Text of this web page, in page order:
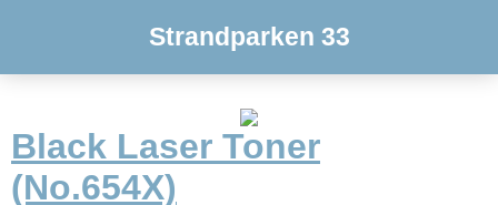
Strandparken 33
Black Laser Toner
(No.654X)